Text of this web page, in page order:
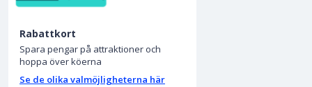
Rabattkort
Spara pengar på attraktioner och
hoppa över köerna
Se de olika valmöjligheterna här